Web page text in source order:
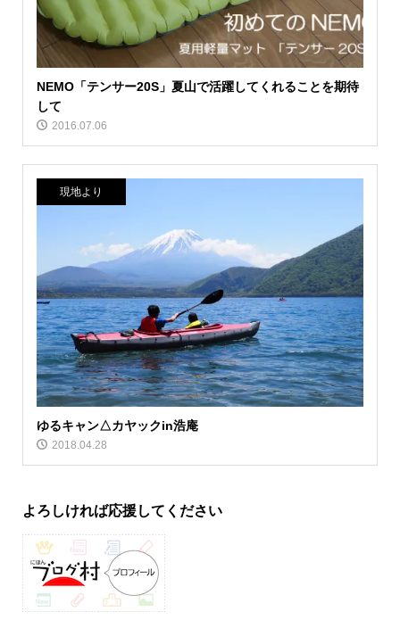
NEMO「テンサー20S」夏山で活躍してくれることを期待
して
2016.07.06
現地より
ゆるキャン△カヤックin浩庵
2018.04.28
よろしければ応援してください